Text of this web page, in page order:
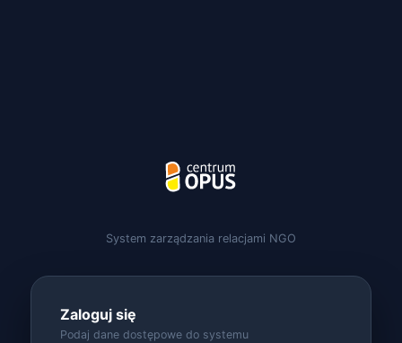
System zarządzania relacjami NGO
Zaloguj się
Podaj dane dostępowe do systemu